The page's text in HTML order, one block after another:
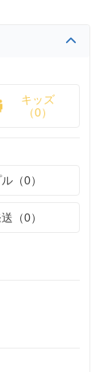
キッズ
（0）
（0）
（0）